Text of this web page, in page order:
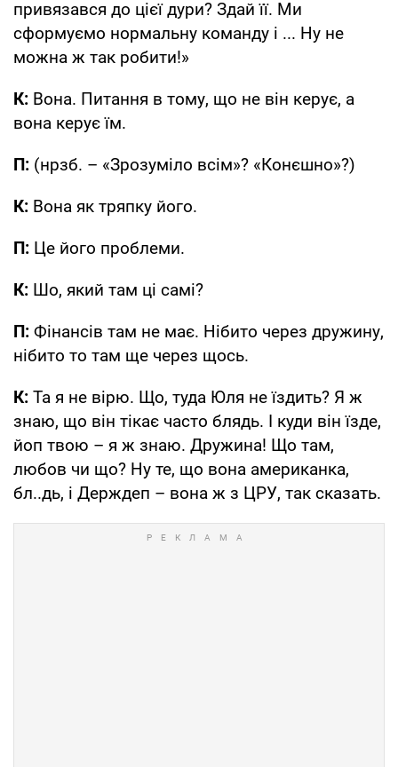
привязався до цієї дури? Здай її. Ми
сформуємо нормальну команду і ... Ну не
можна ж так робити!»
К: Вона. Питання в тому, що не він керує, а
вона керує їм.
П: (нрзб. – «Зрозуміло всім»? «Конєшно»?)
К: Вона як тряпку його.
П: Це його проблеми.
К: Шо, який там ці самі?
П: Фінансів там не має. Нібито через дружину,
нібито то там ще через щось.
К: Та я не вірю. Що, туда Юля не їздить? Я ж
знаю, що він тікає часто блядь. І куди він їзде,
йоп твою – я ж знаю. Дружина! Що там,
любов чи що? Ну те, що вона американка,
бл..дь, і Держдеп – вона ж з ЦРУ, так сказать.